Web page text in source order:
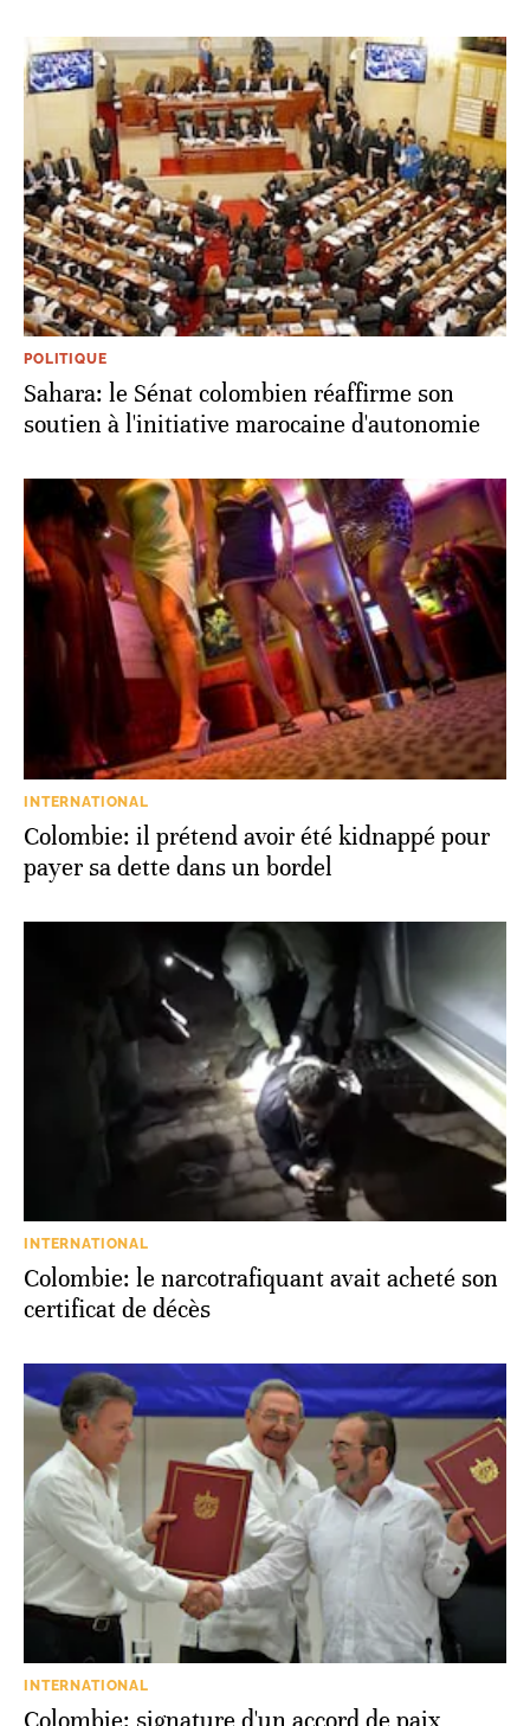
POLITIQUE
Sahara: le Sénat colombien réaffirme son
soutien à l'initiative marocaine d'autonomie
INTERNATIONAL
Colombie: il prétend avoir été kidnappé pour
payer sa dette dans un bordel
INTERNATIONAL
Colombie: le narcotrafiquant avait acheté son
certificat de décès
INTERNATIONAL